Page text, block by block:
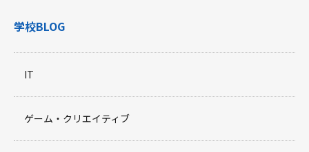
学校BLOG
IT
ゲーム・クリエイティブ